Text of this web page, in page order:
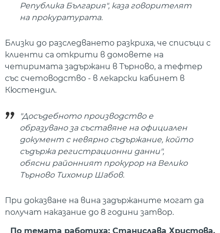
Република България", каза говорителят
на прокуратурата.
Близки до разследването разкриха, че списъци с
клиенти са открити в домовете на
четиримата задържани в Търново, а тефтер
със счетоводство - в лекарски кабинет в
Кюстендил.
"Досъдебното производство е
образувано за съставяне на официален
документ с невярно съдържание, който
съдържа регистрационни данни",
обясни районният прокурор на Велико
Търново Тихомир Шабов.
При доказване на вина задържаните могат да
получат наказание до 8 години затвор.
По темата работиха: Станислава Христова,